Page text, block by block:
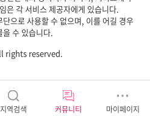
지역검색 커뮤니티 마이페이지
은 각 서비스 제공자에게 있습니다.
으로 사용할 수 없으며, 이를 어길 경우
수 있습니다.
rights reserved.